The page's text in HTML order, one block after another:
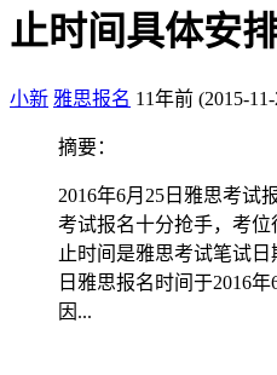
止时间具体安
小新 雅思报名 11年前 (2015-
摘要：
2016年6月25日雅思考试
考试报名十分抢手，考
止时间是雅思考试笔试日
日雅思报名时间于2016年
因...